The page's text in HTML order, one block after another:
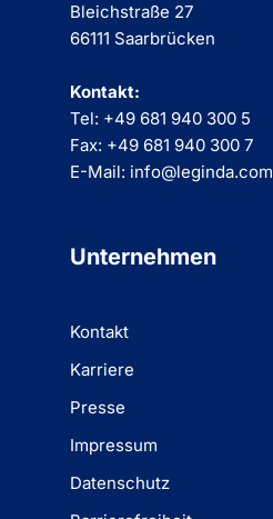
Bleichstraße 27
66111 Saarbrücken
Kontakt:
Tel: +49 681 940 300 5
Fax: +49 681 940 300 7
E-Mail: info@leginda.com
Unternehmen
Kontakt
Karriere
Presse
Impressum
Datenschutz